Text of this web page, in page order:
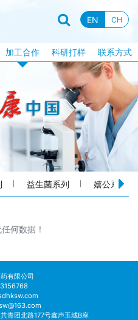
EN CH
加工合作
片剂加工
固体饮料加工
软胶囊加工
包衣片加工
口服液体加工
丸剂加工
科研打样 联系方式
益生菌系列 嬉公系列
何数据！
有限公司
青团北路177号鑫声玉城B座